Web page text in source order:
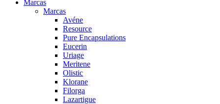
Marcas
Marcas
Avéne
Resource
Pure Encapsulations
Eucerin
Uriage
Meritene
Olistic
Klorane
Filorga
Lazartigue